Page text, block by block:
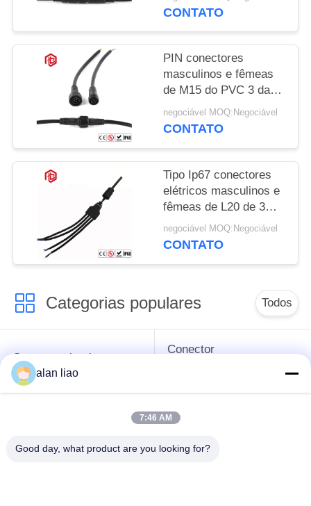
CONTATO
PIN conectores
masculinos e fêmeas
de M15 do PVC 3 da
baixa tensão
negociável MOQ:Negociável
CONTATO
Tipo Ip67 conectores
elétricos masculinos e
fêmeas de L20 de 3
maneiras T
negociável MOQ:Negociável
CONTATO
Categorias populares Todos
Conector circular
impermeável
Conector
dados
E27
alan liao
7:46 AM
Good day, what product are you looking for?